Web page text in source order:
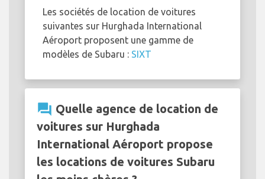
Les sociétés de location de voitures
suivantes sur Hurghada International
Aéroport proposent une gamme de
modèles de Subaru : SIXT
question_answer Quelle agence de location de
voitures sur Hurghada
International Aéroport propose
les locations de voitures Subaru